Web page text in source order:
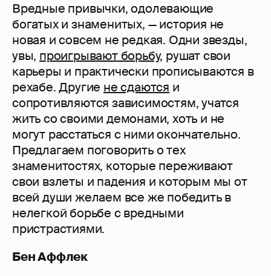
Вредные привычки, одолевающие
богатых и знаменитых, — история не
новая и совсем не редкая. Одни звезды,
увы, проигрывают борьбу, рушат свои
карьеры и практически прописываются в
рехабе. Другие не сдаются и
сопротивляются зависимостям, учатся
жить со своими демонами, хоть и не
могут расстаться с ними окончательно.
Предлагаем поговорить о тех
знаменитостях, которые переживают
свои взлеты и падения и которым мы от
всей души желаем все же победить в
нелегкой борьбе с вредными
пристрастиями.
Бен Аффлек